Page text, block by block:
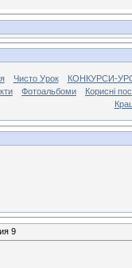
Чисто Урок
КОНКУРСИ-
Фотоальбоми
Корисні
9